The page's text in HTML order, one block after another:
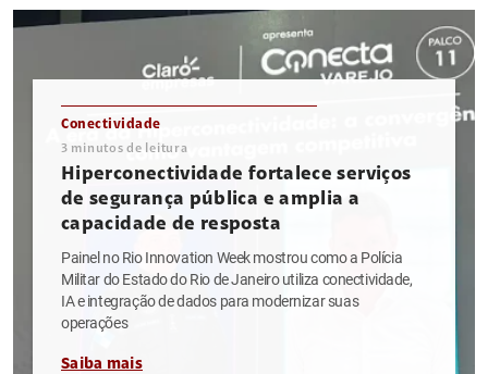
Conectividade
3 minutos de leitura
Hiperconectividade fortalece serviços
de segurança pública e amplia a
capacidade de resposta
Painel no Rio Innovation Week mostrou como a Polícia
Militar do Estado do Rio de Janeiro utiliza conectividade,
IA e integração de dados para modernizar suas
operações
Saiba mais